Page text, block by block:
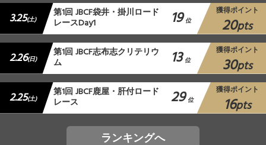
3.25(土) 第1回 JBCF袋井・掛川ロード
レースDay1 19 位
獲得ポイント
20pts
2.26(日) 第1回 JBCF志布志クリテリウ
ム 13 位
獲得ポイント
30pts
2.25(土) 第1回 JBCF鹿屋・肝付ロード
レース 29 位
獲得ポイント
16pts
ランキングへ